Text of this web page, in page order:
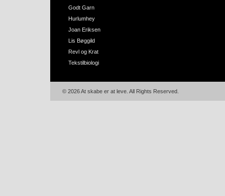
Godt Garn
Hurlumhey
Joan Eriksen
Lis Bøggild
Revl og Krat
Tekstilbiologi
© 2026 At skabe er at leve. All Rights Reserved.